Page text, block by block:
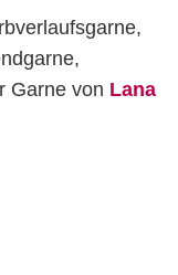
Garne von Lana